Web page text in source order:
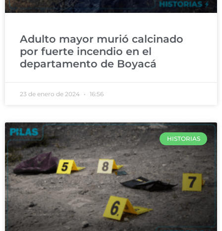
Adulto mayor murió calcinado
por fuerte incendio en el
departamento de Boyacá
23 de enero de 2024 16:56
HISTORIAS